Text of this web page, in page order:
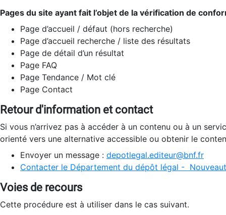
Pages du site ayant fait l’objet de la vérification de
Page d’accueil / défaut (hors recherche)
Page d’accueil recherche / liste des résultats
Page de détail d’un résultat
Page FAQ
Page Tendance / Mot clé
Page Contact
Retour d'information et contact
Si vous n’arrivez pas à accéder à un contenu ou à un
orienté vers une alternative accessible ou obtenir le
Envoyer un message : depotlegal.editeur@bnf.fr
Contacter le Département du dépôt légal -
Voies de recours
Cette procédure est à utiliser dans le cas suivant.